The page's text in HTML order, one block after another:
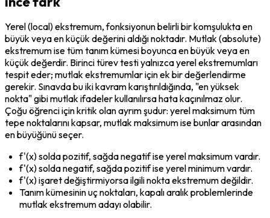
Yerel (local) ekstremum, fonksiyonun belirli bir komşulukta en
büyük veya en küçük değerini aldığı noktadır. Mutlak (absolute)
ekstremum ise tüm tanım kümesi boyunca en büyük veya en
küçük değerdir. Birinci türev testi yalnızca yerel ekstremumları
tespit eder; mutlak ekstremumlar için ek bir değerlendirme
gerekir. Sınavda bu iki kavram karıştırıldığında, "en yüksek
nokta" gibi mutlak ifadeler kullanılırsa hata kaçınılmaz olur.
Çoğu öğrenci için kritik olan ayrım şudur: yerel maksimum tüm
tepe noktalarını kapsar, mutlak maksimum ise bunlar arasından
en büyüğünü seçer.
f'(x) solda pozitif, sağda negatif ise yerel maksimum vardır.
f'(x) solda negatif, sağda pozitif ise yerel minimum vardır.
f'(x) işaret değiştirmiyorsa ilgili nokta ekstremum değildir.
Tanım kümesinin uç noktaları, kapalı aralık problemlerinde
mutlak ekstremum adayı olabilir.